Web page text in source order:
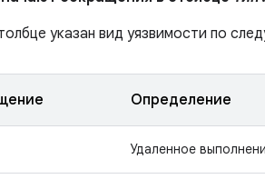
указан вид уязвимости по
Определение
Удаленное